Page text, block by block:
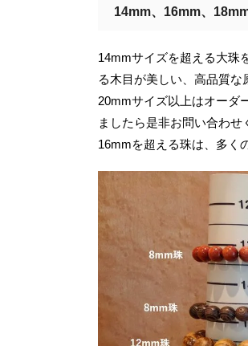
14mm、16mm、
14mmサイズを超える大珠
る木目が美しい、高品質な
20mmサイズ以上はオーダ
ましたら是非お問い合わせ
16mmを超える珠は、多く